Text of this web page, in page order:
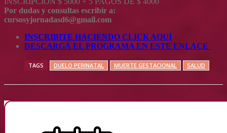
Por dudas y consultas escribir a:
cursosyjornadasd6@gmail.com
INSCRIBITE HACIENDO CLICK AQUÍ
DESCARGÁ EL PROGRAMA EN ESTE ENLACE
TAGS DUELO PERINATAL MUERTE GESTACIONAL SALUD